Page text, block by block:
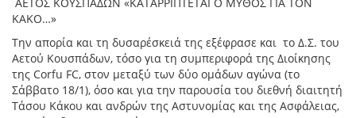
ΚΑΚΟ…»
Την απορία και τη δυσαρέσκειά της εξέφρασε και το Δ.Σ. του
Αετού Κουσπάδων, τόσο για τη συμπεριφορά της Διοίκησης
της Corfu FC, στον μεταξύ των δύο ομάδων αγώνα (το
Σάββατο 18/1), όσο και για την παρουσία του διεθνή διαιτητή
Τάσου Κάκου και ανδρών της Αστυνομίας και της Ασφάλειας,